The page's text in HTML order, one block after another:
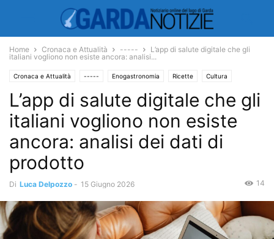
Home Cronaca e Attualità -----
L’app di salute digitale che gli
italiani vogliono non esiste ancora: analisi...
Cronaca e Attualità ----- Enogastronomia Ricette Cultura
Salute
L’app di salute digitale che gli
italiani vogliono non esiste
ancora: analisi dei dati di
prodotto
Di Luca Delpozzo - 15 Giugno 2026 14